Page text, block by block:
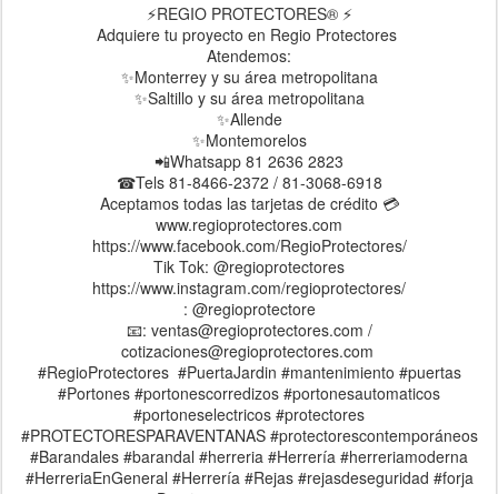
⚡REGIO PROTECTORES® ⚡
Adquiere tu proyecto en Regio Protectores
Atendemos:
✨Monterrey y su área metropolitana
✨Saltillo y su área metropolitana
✨Allende
✨Montemorelos
📲Whatsapp 81 2636 2823
☎Tels 81-8466-2372 / 81-3068-6918
Aceptamos todas las tarjetas de crédito 💳
www.regioprotectores.com
https://www.facebook.com/RegioProtectores/
Tik Tok: @regioprotectores
https://www.instagram.com/regioprotectores/
: @regioprotectore
📧: ventas@regioprotectores.com /
cotizaciones@regioprotectores.com
#RegioProtectores #PuertaJardin #mantenimiento #puertas
#Portones #portonescorredizos #portonesautomaticos
#portoneselectricos #protectores
#PROTECTORESPARAVENTANAS #protectorescontemporáneos
#Barandales #barandal #herreria #Herrería #herreriamoderna
#HerreriaEnGeneral #Herrería #Rejas #rejasdeseguridad #forja